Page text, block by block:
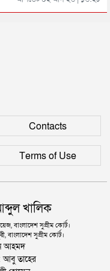
সিসিক কর্মীর
Contacts
Terms of Use
খালিক
বাংলাদেশ সুপ্রীম কোর্ট।
বাংলাদেশ সুপ্রীম কোর্ট।
আহমদ
আবু তাহের